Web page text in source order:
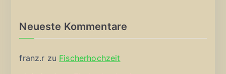
Neueste Kommentare
franz.r zu Fischerhochzeit